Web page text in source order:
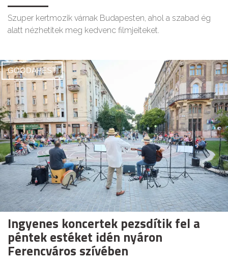
Szuper kertmozik várnak Budapesten, ahol a szabad ég
alatt nézhetitek meg kedvenc filmjeiteket.
GOODAPEST
Ingyenes koncertek pezsdítik fel a
péntek estéket idén nyáron
Ferencváros szívében